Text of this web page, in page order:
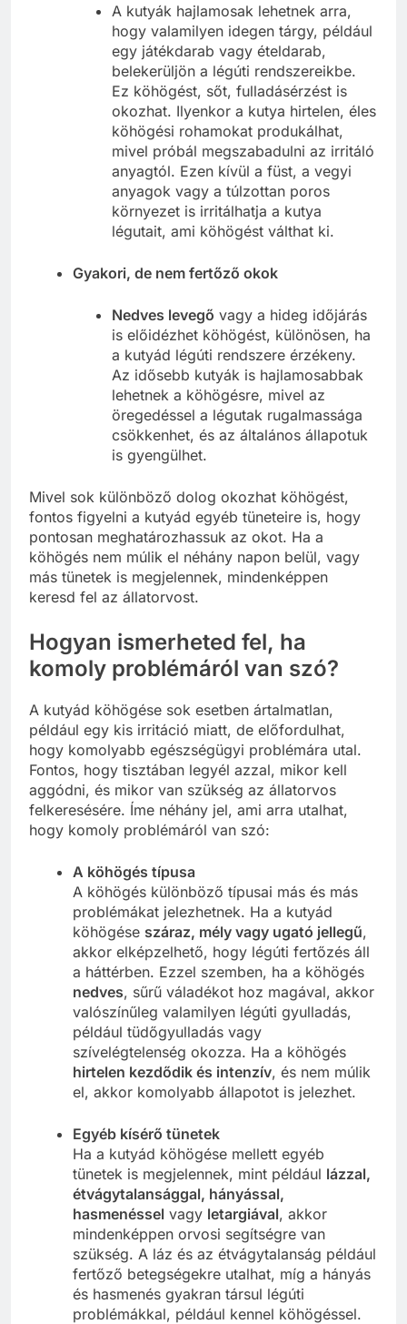
A kutyák hajlamosak lehetnek arra,
hogy valamilyen idegen tárgy, például
egy játékdarab vagy ételdarab,
belekerüljön a légúti rendszereikbe.
Ez köhögést, sőt, fulladásérzést is
okozhat. Ilyenkor a kutya hirtelen, éles
köhögési rohamokat produkálhat,
mivel próbál megszabadulni az irritáló
anyagtól. Ezen kívül a füst, a vegyi
anyagok vagy a túlzottan poros
környezet is irritálhatja a kutya
légutait, ami köhögést válthat ki.
Gyakori, de nem fertőző okok
Nedves levegő vagy a hideg időjárás
is előidézhet köhögést, különösen, ha
a kutyád légúti rendszere érzékeny.
Az idősebb kutyák is hajlamosabbak
lehetnek a köhögésre, mivel az
öregedéssel a légutak rugalmassága
csökkenhet, és az általános állapotuk
is gyengülhet.
Mivel sok különböző dolog okozhat köhögést,
fontos figyelni a kutyád egyéb tüneteire is, hogy
pontosan meghatározhassuk az okot. Ha a
köhögés nem múlik el néhány napon belül, vagy
más tünetek is megjelennek, mindenképpen
keresd fel az állatorvost.
Hogyan ismerheted fel, ha
komoly problémáról van szó?
A kutyád köhögése sok esetben ártalmatlan,
például egy kis irritáció miatt, de előfordulhat,
hogy komolyabb egészségügyi problémára utal.
Fontos, hogy tisztában legyél azzal, mikor kell
aggódni, és mikor van szükség az állatorvos
felkeresésére. Íme néhány jel, ami arra utalhat,
hogy komoly problémáról van szó:
A köhögés típusa
A köhögés különböző típusai más és más
problémákat jelezhetnek. Ha a kutyád
köhögése száraz, mély vagy ugató jellegű,
akkor elképzelhető, hogy légúti fertőzés áll
a háttérben. Ezzel szemben, ha a köhögés
nedves, sűrű váladékot hoz magával, akkor
valószínűleg valamilyen légúti gyulladás,
például tüdőgyulladás vagy
szívelégtelenség okozza. Ha a köhögés
hirtelen kezdődik és intenzív, és nem múlik
el, akkor komolyabb állapotot is jelezhet.
Egyéb kísérő tünetek
Ha a kutyád köhögése mellett egyéb
tünetek is megjelennek, mint például lázzal,
étvágytalansággal, hányással,
hasmenéssel vagy letargiával, akkor
mindenképpen orvosi segítségre van
szükség. A láz és az étvágytalanság például
fertőző betegségekre utalhat, míg a hányás
és hasmenés gyakran társul légúti
problémákkal, például kennel köhögéssel.